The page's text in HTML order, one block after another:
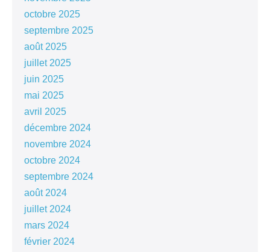
octobre 2025
septembre 2025
août 2025
juillet 2025
juin 2025
mai 2025
avril 2025
décembre 2024
novembre 2024
octobre 2024
septembre 2024
août 2024
juillet 2024
mars 2024
février 2024